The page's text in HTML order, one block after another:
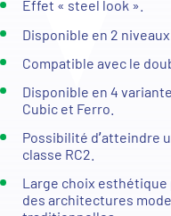
Effet « steel look ».
Disponible en 2
Compatible avec le
Disponible en 4
Cubic et Ferro.
Possibilité d’atteindre
classe RC2.
Large choix
des architectures